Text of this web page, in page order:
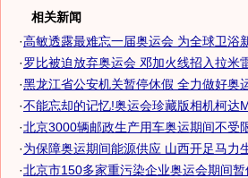
相关新闻
·高敏透露最难忘一届奥运会 为全球卫浴
·罗比被迫放弃奥运会 邓加火线招入拉米
·黑龙江省公安机关暂停休假 全力做好奥
·不能忘却的记忆!奥运会珍藏版相机柯达
·北京3000辆邮政生产用车奥运期间不受
·为保障奥运期间能源供应 山西开足马力
·北京市150多家重污染企业奥运会期间